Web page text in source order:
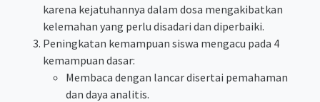
karena kejatuhannya dalam dosa mengakibatkan
kelemahan yang perlu disadari dan diperbaiki.
Peningkatan kemampuan siswa mengacu pada 4
kemampuan dasar:
Membaca dengan lancar disertai pemahaman
dan daya analitis.